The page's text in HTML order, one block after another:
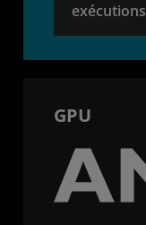
exécutions
GPU